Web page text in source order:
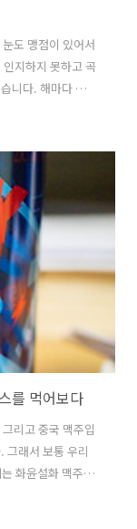
도 맹점이 있어서
지하지 못하고 곡
니다. 해마다 시각
선출하는 'The
지 심을 가위로 잘
살표를 만들었습
각선으로 잘라
키네요. 동영상을
느낄..
를 먹어보다
리고 중국 맥주입
그래서 보통 우리
화윤설화 맥주입
! 마트에 갔다가 2